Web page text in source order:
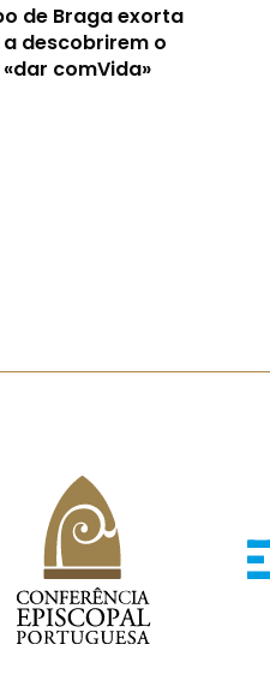
de Braga exorta
descobrirem o
comVida»